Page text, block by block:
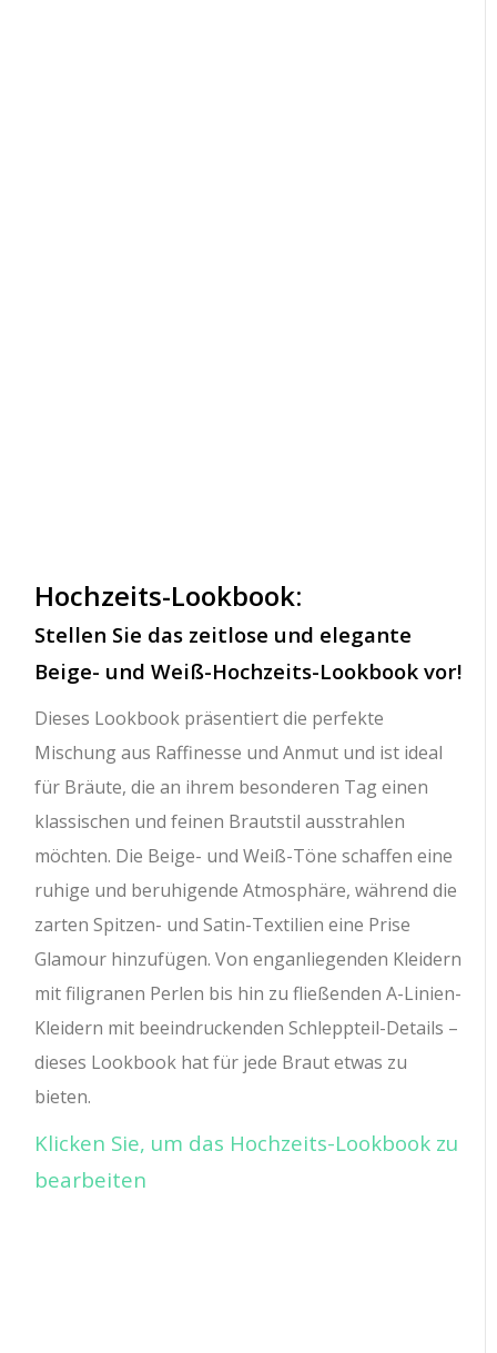
Hochzeits-Lookbook:
Stellen Sie das zeitlose und elegante
Beige- und Weiß-Hochzeits-Lookbook vor!
Dieses Lookbook präsentiert die perfekte
Mischung aus Raffinesse und Anmut und ist ideal
für Bräute, die an ihrem besonderen Tag einen
klassischen und feinen Brautstil ausstrahlen
möchten. Die Beige- und Weiß-Töne schaffen eine
ruhige und beruhigende Atmosphäre, während die
zarten Spitzen- und Satin-Textilien eine Prise
Glamour hinzufügen. Von enganliegenden Kleidern
mit filigranen Perlen bis hin zu fließenden A-Linien-
Kleidern mit beeindruckenden Schleppteil-Details –
dieses Lookbook hat für jede Braut etwas zu
bieten.
Klicken Sie, um das Hochzeits-Lookbook zu
bearbeiten